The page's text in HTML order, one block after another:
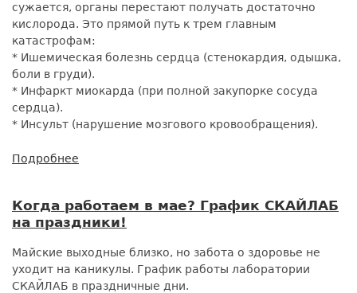
сужается, органы перестают получать достаточно
кислорода. Это прямой путь к трем главным
катастрофам:
* Ишемическая болезнь сердца (стенокардия, одышка,
боли в груди).
* Инфаркт миокарда (при полной закупорке сосуда
сердца).
* Инсульт (нарушение мозгового кровообращения).
Подробнее
(БАЗОВЫЙ)
со
50%
Когда работаем в мае? График СКАЙЛАБ
на праздники!
Майские выходные близко, но забота о здоровье не
уходит на каникулы. График работы лаборатории
СКАЙЛАБ в праздничные дни.